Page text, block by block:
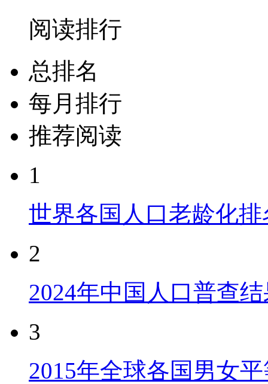
阅读排行
总排名
每月排行
推荐阅读
1
世界各国人口老龄化
2
2024年中国人口普查
3
2015年全球各国男女